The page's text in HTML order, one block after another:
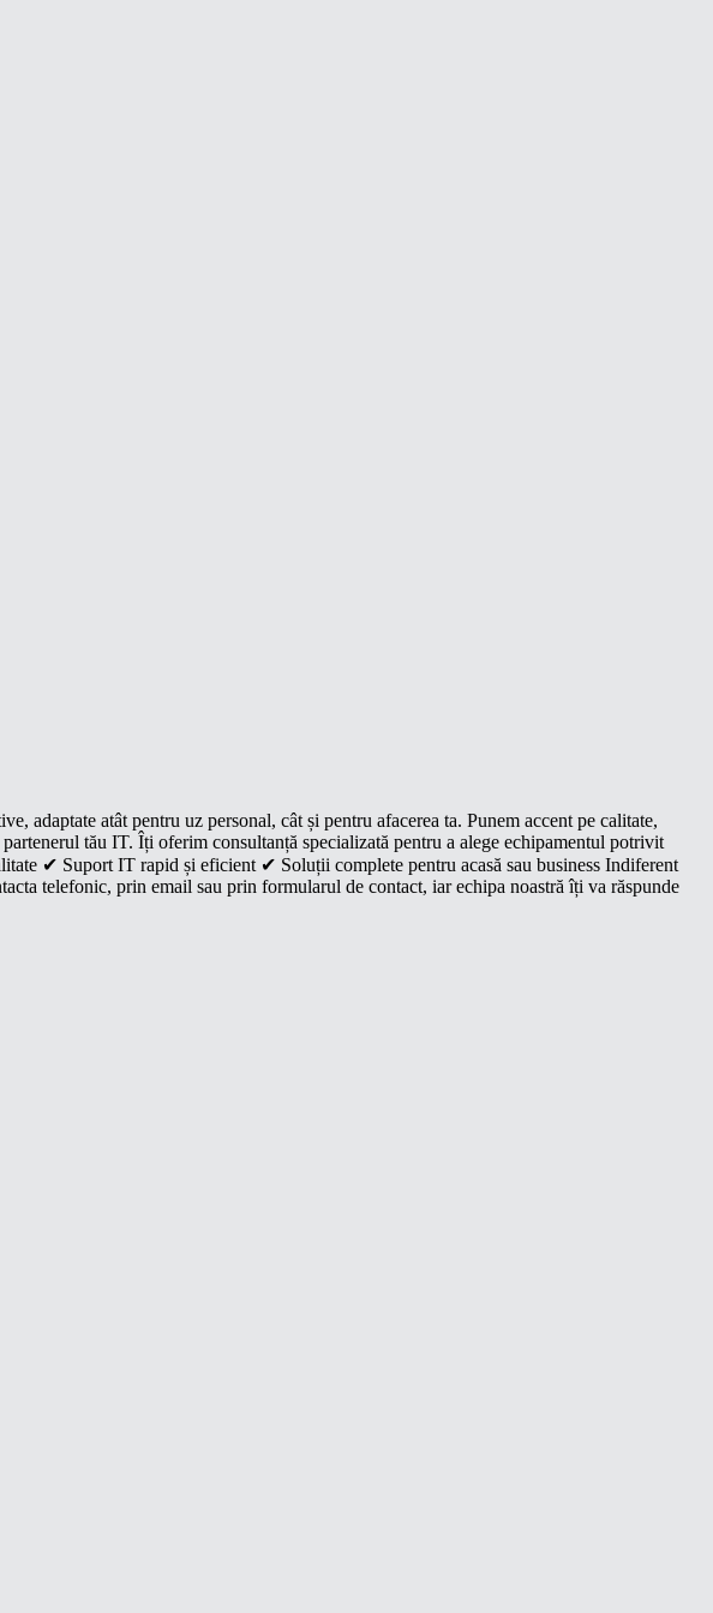
adaptate atât pentru uz personal, cât și pentru afacerea ta. Punem accent pe calitate,
tău IT. Îți oferim consultanță specializată pentru a alege echipamentul potrivit
✔ Suport IT rapid și eficient ✔ Soluții complete pentru acasă sau business Indiferent
telefonic, prin email sau prin formularul de contact, iar echipa noastră îți va răspunde